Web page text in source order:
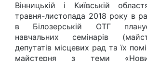
Вінницькій і Київській
травня-листопада 2018 року в
в Білозерській ОТГ
навчальних семінарів
депутатів місцевих рад та їх
майстерня з теми